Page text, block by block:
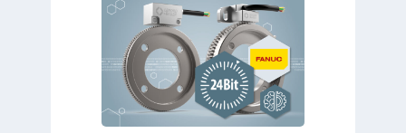
e
g
e
b
e
r